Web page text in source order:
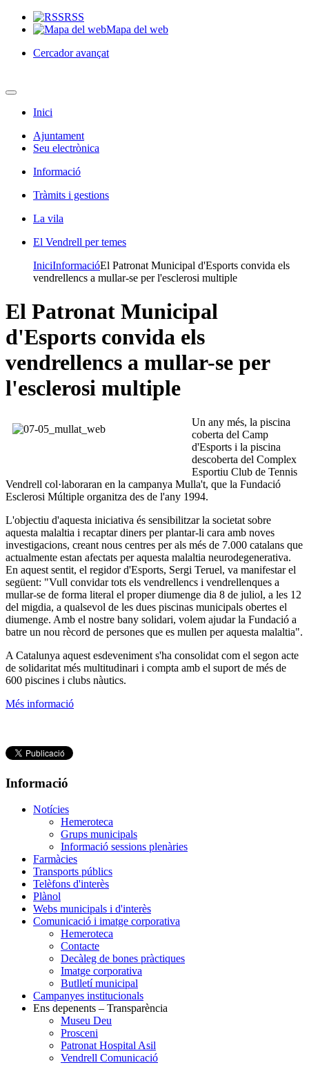
RSS
Mapa del web
Cercador avançat
Inici
Ajuntament
Seu electrònica
Informació
Tràmits i gestions
La vila
El Vendrell per temes
IniciInformacióEl Patronat Municipal d'Esports convida els
vendrellencs a mullar-se per l'esclerosi multiple
El Patronat Municipal
d'Esports convida els
vendrellencs a mullar-se per
l'esclerosi multiple
Un any més, la piscina
coberta del Camp
d'Esports i la piscina
descoberta del Complex
Esportiu Club de Tennis
Vendrell col·laboraran en la campanya Mulla't, que la Fundació
Esclerosi Múltiple organitza des de l'any 1994.
L'objectiu d'aquesta iniciativa és sensibilitzar la societat sobre
aquesta malaltia i recaptar diners per plantar-li cara amb noves
investigacions, creant nous centres per als més de 7.000 catalans que
actualmente estan afectats per aquesta malaltia neurodegenerativa.
En aquest sentit, el regidor d'Esports, Sergi Teruel, va manifestar el
següent: "Vull convidar tots els vendrellencs i vendrellenques a
mullar-se de forma literal el proper diumenge dia 8 de juliol, a les 12
del migdia, a qualsevol de les dues piscinas municipals obertes el
diumenge. Amb el nostre bany solidari, volem ajudar la Fundació a
batre un nou rècord de persones que es mullen per aquesta malaltia".
A Catalunya aquest esdeveniment s'ha consolidat com el segon acte
de solidaritat més multitudinari i compta amb el suport de més de
600 piscines i clubs nàutics.
Més informació
Informació
Notícies
Hemeroteca
Grups municipals
Informació sessions plenàries
Farmàcies
Transports públics
Telèfons d'interès
Plànol
Webs municipals i d'interès
Comunicació i imatge corporativa
Hemeroteca
Contacte
Decàleg de bones pràctiques
Imatge corporativa
Butlletí municipal
Campanyes institucionals
Ens depenents – Transparència
Museu Deu
Prosceni
Patronat Hospital Asil
Vendrell Comunicació